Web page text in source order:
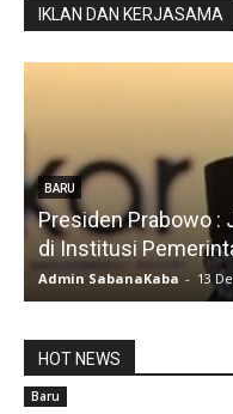
IKLAN DAN KERJASAMA
BARU
Presiden Prabowo :
di Institusi
Admin SabanaKaba - 13
HOT NEWS
Baru